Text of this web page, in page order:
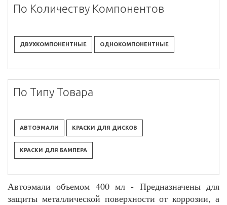
По Количеству Компонентов
ДВУХКОМПОНЕНТНЫЕ ОДНОКОМПОНЕНТНЫЕ
По Типу Товара
АВТОЭМАЛИ КРАСКИ ДЛЯ ДИСКОВ
КРАСКИ ДЛЯ БАМПЕРА
Автоэмали объемом 400 мл - Предназначены для
защиты металлической поверхности от коррозии, а